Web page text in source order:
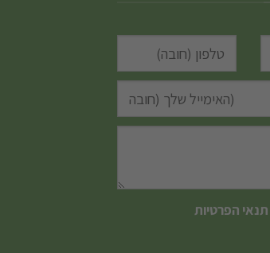
תנאי הפרטיות